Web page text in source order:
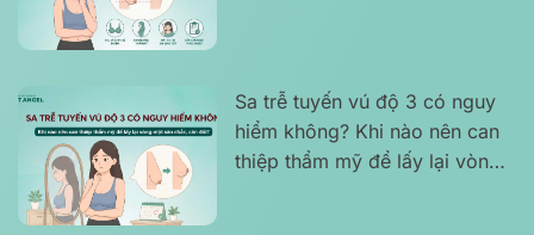
Sa trễ tuyến vú độ 3 có nguy
hiểm không? Khi nào nên can
thiệp thẩm mỹ để lấy lại vòng